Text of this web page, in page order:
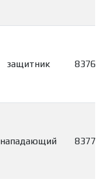
защитник 8376
нападающий 8377